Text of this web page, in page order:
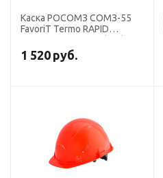
Каска РОСОМЗ СОМЗ-55
FavoriT Termo RAPID
1 520 руб.